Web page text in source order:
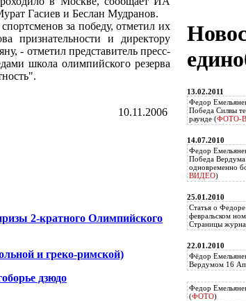
Гасиев и Беслан Мудранов.
за победу, отметил их
признательности и директору
- отметил представитель пресс-
школа олимпийского резерва
10.11.2006
2-кратного Олимпийского
и греко-римской)
дзюдо
13.02.2011
Федор
Победа Силвы
раунде (ФОТО-
14.07.2010
Федор
Победа
одновременно
ВИДЕО)
25.01.2010
Статья о
февральском
Страницы
22.01.2010
Фёдор
Вердумом 16
Федор
(ФОТО)